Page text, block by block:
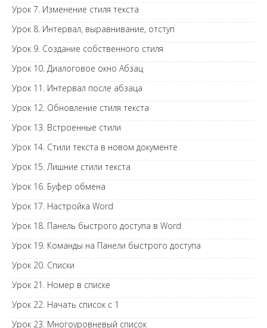
Урок 7. Изменение стиля текста
Урок 8. Интервал, выравнивание, отступ
Урок 9. Создание собственного стиля
Урок 10. Диалоговое окно Абзац
Урок 11. Интервал после абзаца
Урок 12. Обновление стиля текста
Урок 13. Встроенные стили
Урок 14. Стили текста в новом документе
Урок 15. Лишние стили текста
Урок 16. Буфер обмена
Урок 17. Настройка Word
Урок 18. Панель быстрого доступа в Word
Урок 19. Команды на Панели быстрого доступа
Урок 20. Списки
Урок 21. Номер в списке
Урок 22. Начать список с 1
Урок 23. Многоуровневый список